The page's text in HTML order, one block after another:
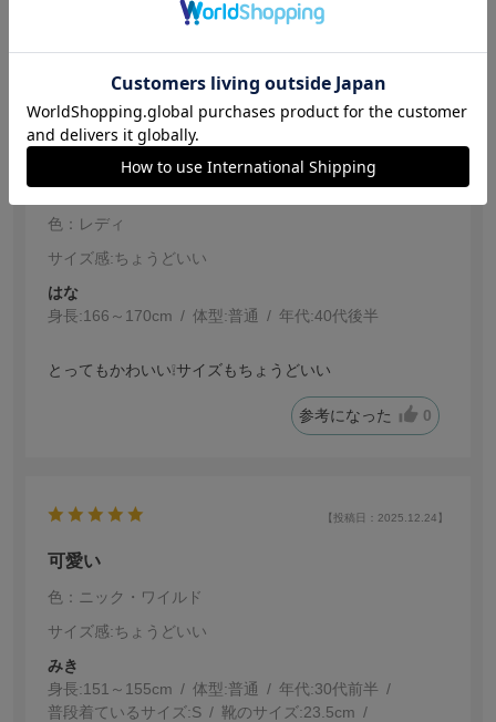
【投稿日：2025.12.27】
かわいい
色：レディ
サイズ感:ちょうどいい
はな
身長:166～170cm 体型:普通 年代:40代後半
とってもかわいい❕️サイズもちょうどいい
参考になった 0
【投稿日：2025.12.24】
可愛い
色：ニック・ワイルド
サイズ感:ちょうどいい
みき
身長:151～155cm 体型:普通 年代:30代前半
普段着ているサイズ:S 靴のサイズ:23.5cm